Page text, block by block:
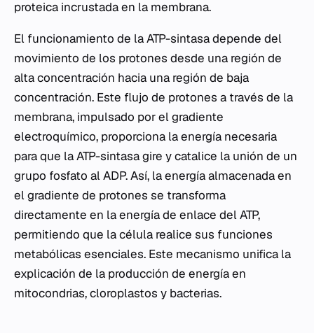
proteica incrustada en la membrana.
El funcionamiento de la ATP-sintasa depende del
movimiento de los protones desde una región de
alta concentración hacia una región de baja
concentración. Este flujo de protones a través de la
membrana, impulsado por el gradiente
electroquímico, proporciona la energía necesaria
para que la ATP-sintasa gire y catalice la unión de un
grupo fosfato al ADP. Así, la energía almacenada en
el gradiente de protones se transforma
directamente en la energía de enlace del ATP,
permitiendo que la célula realice sus funciones
metabólicas esenciales. Este mecanismo unifica la
explicación de la producción de energía en
mitocondrias, cloroplastos y bacterias.